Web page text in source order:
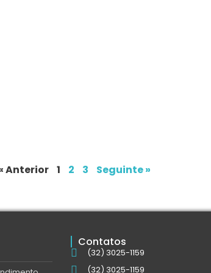
Anterior 1 2 3 Seguinte »
Contatos
(32) 3025-1159
(32) 3025-1159